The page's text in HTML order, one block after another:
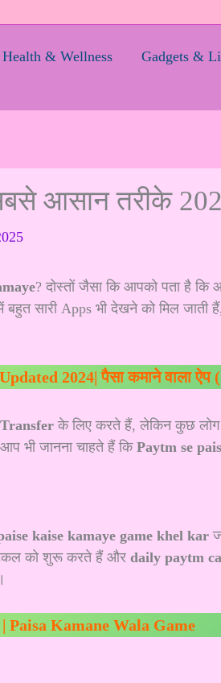
Health & Wellness Gadgets &
आसान तरीके
? दोस्तों जैसा कि आपको पता है
बहुत सारी Apps भी देखने को मिल जाती
2024| पैसा कमाने वाला ऐप
के लिए करते हैं, लेकिन कुछ लोग
भी जानना चाहते हैं कि Paytm se
kaise kamaye game khel kar
को शुरू करते हैं और daily paytm
| Paisa Kamane Wala Game